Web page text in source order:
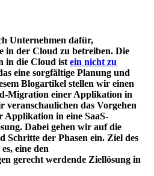
Unternehmen dafür,
in der Cloud zu betreiben. Die
in die Cloud ist ein nicht zu
eine sorgfältige Planung und
Blogartikel stellen wir einen
Migration einer Applikation in
veranschaulichen das Vorgehen
in eine SaaS-
Dabei gehen wir auf die
Schritte der Phasen ein. Ziel des
eine den
gerecht werdende Ziellösung in